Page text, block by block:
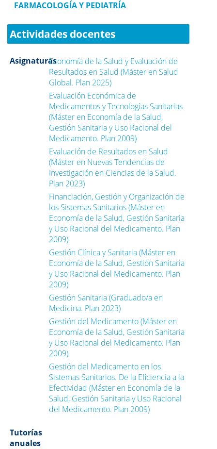
FARMACOLOGÍA Y PEDIATRÍA
Actividades docentes
AsignaturasEconomía de la Salud y Evaluación de
Resultados en Salud (Máster en Salud
Global. Plan 2025)
Evaluación Económica de
Medicamentos y Tecnologías Sanitarias
(Máster en Economía de la Salud,
Gestión Sanitaria y Uso Racional del
Medicamento. Plan 2009)
Evaluación de Resultados en Salud
(Máster en Nuevas Tendencias de
Investigación en Ciencias de la Salud.
Plan 2023)
Financiación, Gestión y Organización de
los Sistemas Sanitarios (Máster en
Economía de la Salud, Gestión Sanitaria
y Uso Racional del Medicamento. Plan
2009)
Gestión Clínica y Sanitaria (Máster en
Economía de la Salud, Gestión Sanitaria
y Uso Racional del Medicamento. Plan
2009)
Gestión Sanitaria (Graduado/a en
Medicina. Plan 2023)
Gestión del Medicamento (Máster en
Economía de la Salud, Gestión Sanitaria
y Uso Racional del Medicamento. Plan
2009)
Gestión del Medicamento en los
Sistemas Sanitarios. De la Eficiencia a la
Efectividad (Máster en Economía de la
Salud, Gestión Sanitaria y Uso Racional
del Medicamento. Plan 2009)
Tutorías
anuales